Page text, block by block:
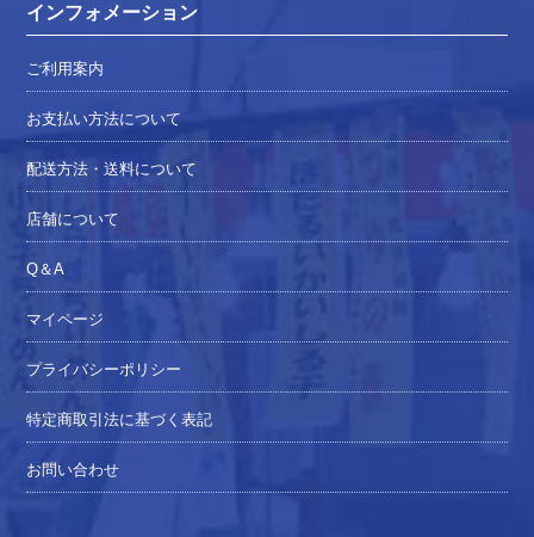
インフォメーション
ご利用案内
お支払い方法について
配送方法・送料について
店舗について
Q＆A
マイページ
プライバシーポリシー
特定商取引法に基づく表記
お問い合わせ